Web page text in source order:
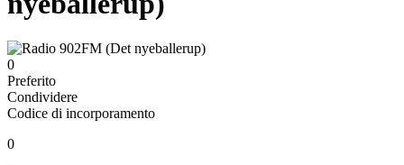
0
Preferito
Condividere
Codice di incorporamento
0